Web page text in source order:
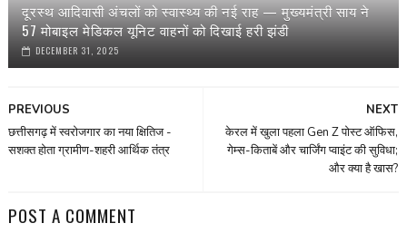
दूरस्थ आदिवासी अंचलों को स्वास्थ्य की नई राह — मुख्यमंत्री साय ने
57 मोबाइल मेडिकल यूनिट वाहनों को दिखाई हरी झंडी
DECEMBER 31, 2025
NEXT
केरल में खुला पहला Gen Z पोस्ट ऑफिस,
गेम्स-किताबें और चार्जिंग प्वाइंट की सुविधा;
और क्या है खास?
PREVIOUS
छत्तीसगढ़ में स्वरोजगार का नया क्षितिज -
सशक्त होता ग्रामीण-शहरी आर्थिक तंत्र
POST A COMMENT